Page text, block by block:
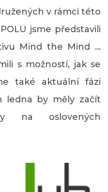
v rámci této
jsme představili
Mind the Mind ...
s možností, jak se
také aktuální fázi
ledna by měly začít
na oslovených